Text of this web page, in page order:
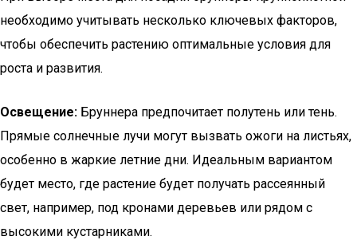
необходимо учитывать несколько ключевых факторов,
чтобы обеспечить растению оптимальные условия для
роста и развития.
Освещение: Бруннера предпочитает полутень или тень.
Прямые солнечные лучи могут вызвать ожоги на листьях,
особенно в жаркие летние дни. Идеальным вариантом
будет место, где растение будет получать рассеянный
свет, например, под кронами деревьев или рядом с
высокими кустарниками.